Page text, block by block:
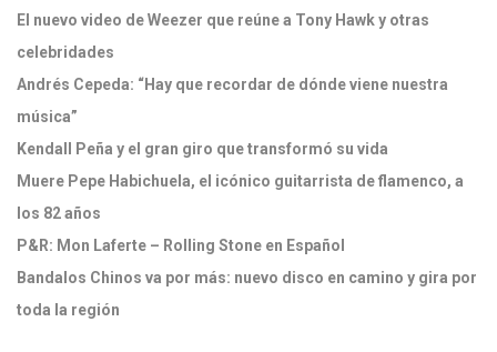
El nuevo video de Weezer que reúne a Tony Hawk y otras
celebridades
Andrés Cepeda: “Hay que recordar de dónde viene nuestra
música”
Kendall Peña y el gran giro que transformó su vida
Muere Pepe Habichuela, el icónico guitarrista de flamenco, a
los 82 años
P&R: Mon Laferte – Rolling Stone en Español
Bandalos Chinos va por más: nuevo disco en camino y gira por
toda la región